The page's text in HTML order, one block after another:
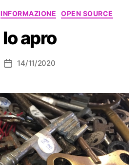
Categorie
INFORMAZIONE OPEN SOURCE
Io apro
Data14/11/2020